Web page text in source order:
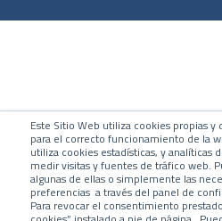
Este Sitio Web utiliza cookies propias
para el correcto funcionamiento de la
utiliza cookies estadísticas, y analíticas
medir visitas y fuentes de tráfico web.
algunas de ellas o simplemente las
preferencias a través del panel de
Para revocar el consentimiento